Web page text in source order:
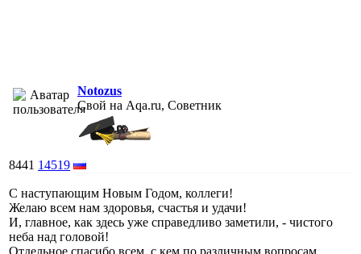
Notozus
Свой на Aqa.ru, Советник
8441 14519
С наступающим Новым Годом, коллеги!
Желаю всем нам здоровья, счастья и удачи!
И, главное, как здесь уже справедливо заметили, - чистого
неба над головой!
Отдельное спасибо всем, с кем по различным вопросам